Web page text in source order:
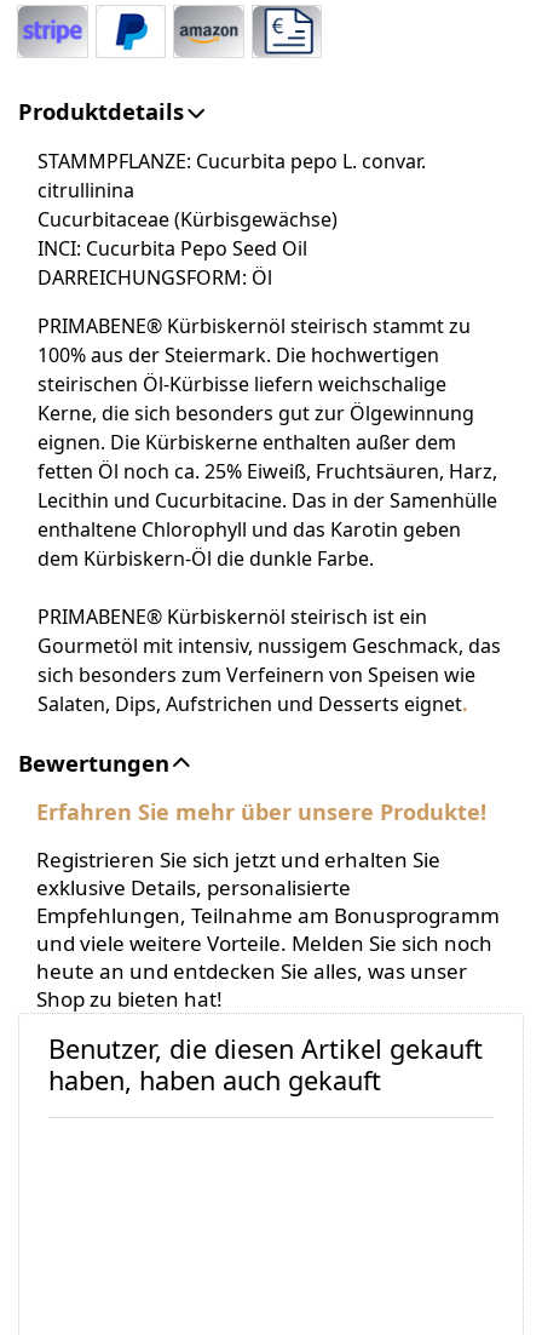
Produktdetails
STAMMPFLANZE: Cucurbita pepo L. convar.
citrullinina
Cucurbitaceae (Kürbisgewächse)
INCI: Cucurbita Pepo Seed Oil
DARREICHUNGSFORM: Öl
PRIMABENE® Kürbiskernöl steirisch stammt zu
100% aus der Steiermark. Die hochwertigen
steirischen Öl-Kürbisse liefern weichschalige
Kerne, die sich besonders gut zur Ölgewinnung
eignen. Die Kürbiskerne enthalten außer dem
fetten Öl noch ca. 25% Eiweiß, Fruchtsäuren, Harz,
Lecithin und Cucurbitacine. Das in der Samenhülle
enthaltene Chlorophyll und das Karotin geben
dem Kürbiskern-Öl die dunkle Farbe.
PRIMABENE® Kürbiskernöl steirisch ist ein
Gourmetöl mit intensiv, nussigem Geschmack, das
sich besonders zum Verfeinern von Speisen wie
Salaten, Dips, Aufstrichen und Desserts eignet.
Bewertungen
Erfahren Sie mehr über unsere Produkte!
Registrieren Sie sich jetzt und erhalten Sie
exklusive Details, personalisierte
Empfehlungen, Teilnahme am Bonusprogramm
und viele weitere Vorteile. Melden Sie sich noch
heute an und entdecken Sie alles, was unser
Shop zu bieten hat!
Benutzer, die diesen Artikel gekauft
haben, haben auch gekauft